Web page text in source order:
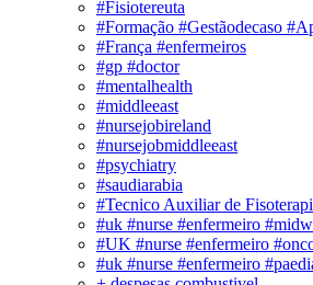
#Fisiotereuta
#Formação #Gestãodecaso
#França #enfermeiros
#gp #doctor
#mentalhealth
#middleeast
#nursejobireland
#nursejobmiddleeast
#psychiatry
#saudiarabia
#Tecnico Auxiliar de
#uk #nurse #enfermeiro
#UK #nurse #enfermeiro
#uk #nurse #enfermeiro